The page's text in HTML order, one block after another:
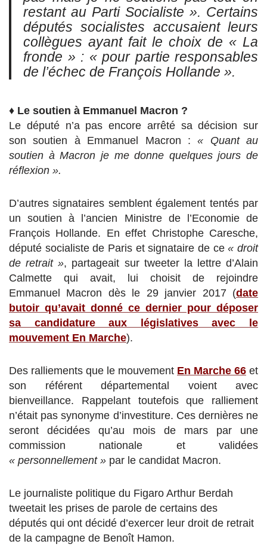
restant au Parti Socialiste ». Certains
députés socialistes accusaient leurs
collègues ayant fait le choix de « La
fronde » : « pour partie responsables
de l’échec de François Hollande ».
♦ Le soutien à Emmanuel Macron ?
Le député n’a pas encore arrêté sa décision sur
son soutien à Emmanuel Macron :« Quant au
soutien à Macron je me donne quelques jours de
réflexion ».
D’autres signataires semblent également tentés par
un soutien à l’ancien Ministre de l’Economie de
François Hollande. En effet Christophe Caresche,
député socialiste de Paris et signataire de ce« droit
de retrait », partageait sur tweeter la lettre d’Alain
Calmette qui avait, lui choisit de rejoindre
Emmanuel Macron dès le 29 janvier 2017 (date
butoir qu’avait donné ce dernier pour déposer
sa candidature aux législatives avec le
mouvement En Marche).
Des ralliements que le mouvement En Marche 66 et
son référent départemental voient avec
bienveillance. Rappelant toutefois que ralliement
n’était pas synonyme d’investiture. Ces dernières ne
seront décidées qu’au mois de mars par une
commission nationale et validées
« personnellement » par le candidat Macron.
Le journaliste politique du Figaro Arthur Berdah
tweetait les prises de parole de certains des
députés qui ont décidé d’exercer leur droit de retrait
de la campagne de Benoît Hamon.